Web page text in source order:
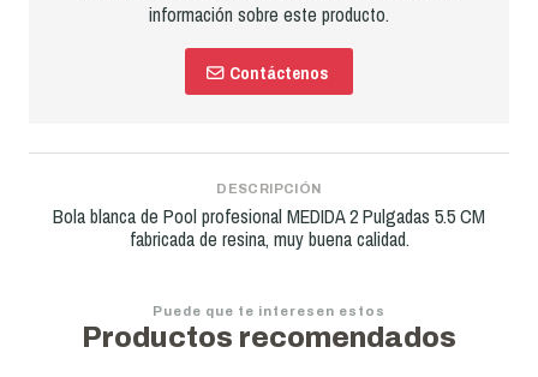
información sobre este producto.
Contáctenos
DESCRIPCIÓN
Bola blanca de Pool profesional MEDIDA 2 Pulgadas 5.5 CM
fabricada de resina, muy buena calidad.
Puede que te interesen estos
Productos recomendados